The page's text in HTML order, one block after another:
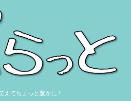
えてちょっと豊かに！